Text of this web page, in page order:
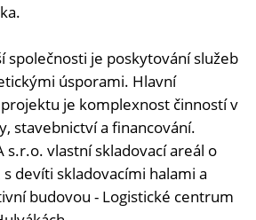
společnosti je poskytování služeb
úsporami. Hlavní
je komplexnost činností v
stavebnictví a financování.
s.r.o. vlastní skladovací areál o
devíti skladovacími halami a
budovou - Logistické centrum